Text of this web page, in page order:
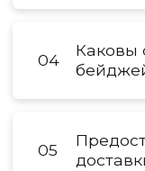
04
Каковы
05